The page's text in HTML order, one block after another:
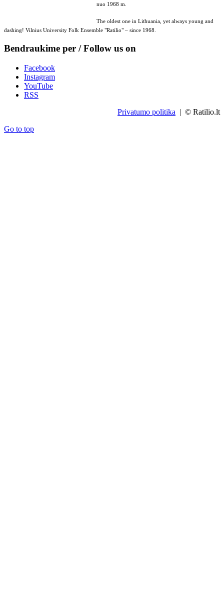
nuo 1968 m.
The oldest one in Lithuania, yet always young and
dashing! Vilnius University Folk Ensemble "Ratilio" – since 1968.
Bendraukime per / Follow us on
Facebook
Instagram
YouTube
RSS
Privatumo politika | © Ratilio.lt
Go to top